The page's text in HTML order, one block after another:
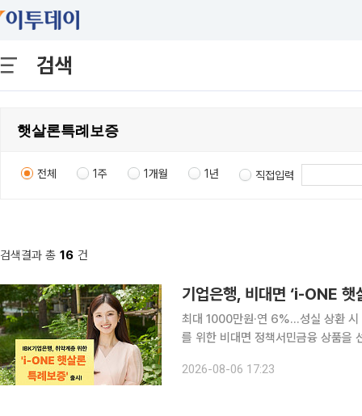
검색
전체 1주 1개월 1년 직접입력
검색결과 총 16 건
기업은행, 비대면 ‘i-ONE 햇
최대 1000만원·연 6%…성실 상환 시 보증료율 최대
를 위한 비대면 정책서민금융 상품을 선보인다. 기업은행은 비대면 전용 대출
‘IBK햇살론 특례보증’을 모바일에서
2026-08-06 17:23